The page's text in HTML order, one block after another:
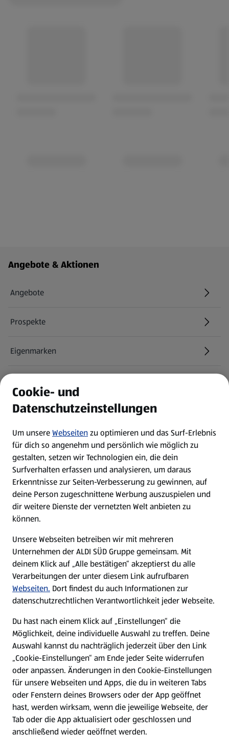
Fußzeilenmenü - weitere Links
Angebote & Aktionen
Angebote
Prospekte
Eigenmarken
Newsletter
WhatsApp
Über ALDI SÜD
Filialen
Nachhaltigkeit
Karriere
Presse
Hilfe & Kontakt
(öffnet in einem neuen Tab)
Unternehmen
Folge uns hier:
Cookie- und
Datenschutzeinstellungen
Um unsereWebseitenzu optimieren und das Surf-Erlebnis
für dich so angenehm und persönlich wie möglich zu
gestalten, setzen wir Technologien ein, die dein
Surfverhalten erfassen und analysieren, um daraus
Erkenntnisse zur Seiten-Verbesserung zu gewinnen, auf
deine Person zugeschnittene Werbung auszuspielen und
dir weitere Dienste der vernetzten Welt anbieten zu
können.
Unsere Webseiten betreiben wir mit mehreren
Unternehmen der ALDI SÜD Gruppe gemeinsam. Mit
deinem Klick auf „Alle bestätigen“ akzeptierst du alle
Verarbeitungen der unter diesem Link aufrufbaren
Webseiten. Dort findest du auch Informationen zur
datenschutzrechtlichen Verantwortlichkeit jeder Webseite.
Du hast nach einem Klick auf „Einstellungen“ die
Möglichkeit, deine individuelle Auswahl zu treffen. Deine
Auswahl kannst du nachträglich jederzeit über den Link
„Cookie-Einstellungen“ am Ende jeder Seite widerrufen
oder anpassen. Änderungen in den Cookie-Einstellungen
für unsere Webseiten und Apps, die du in weiteren Tabs
oder Fenstern deines Browsers oder der App geöffnet
hast, werden wirksam, wenn die jeweilige Webseite, der
Tab oder die App aktualisiert oder geschlossen und
anschließend wieder geöffnet werden.